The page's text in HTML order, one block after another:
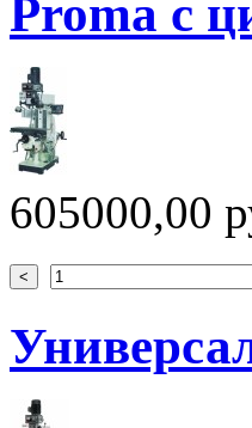
Proma с
605000,00